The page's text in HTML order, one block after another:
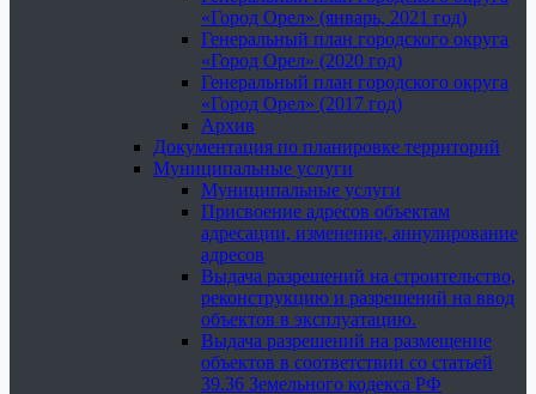
«Город Орел» (январь, 2021 год)
Генеральный план городского округа
«Город Орел» (2020 год)
Генеральный план городского округа
«Город Орел» (2017 год)
Архив
Документация по планировке территорий
Муниципальные услуги
Муниципальные услуги
Присвоение адресов объектам
адресации, изменение, аннулирование
адресов
Выдача разрешений на строительство,
реконструкцию и разрешений на ввод
объектов в эксплуатацию.
Выдача разрешений на размещение
объектов в соответствии со статьей
39.36 Земельного кодекса РФ